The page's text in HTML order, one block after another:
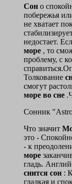
Сон о
побережья
не хватает
недостает.
море , то
проблему, с
Толкование
смогут
море во сне
Сонник
Что значит
это -
- к
море
гладь.
снится сон :
гладкая и